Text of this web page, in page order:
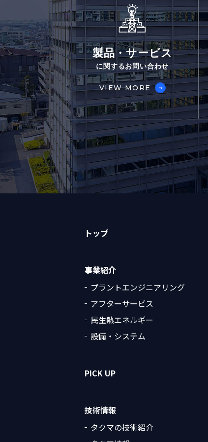
製品・サービス
に関するお問い合わせ
VIEW MORE
トップ
事業紹介
プラントエンジニアリング
アフターサービス
民生熱エネルギー
設備・システム
PICK UP
技術情報
タクマの技術紹介